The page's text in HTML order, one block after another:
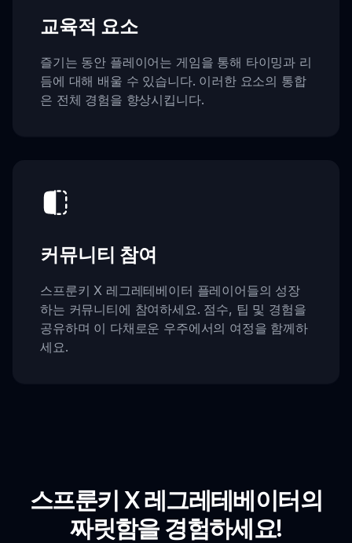
교육적 요소
즐기는 동안 플레이어는 게임을 통해 타이밍과 리
듬에 대해 배울 수 있습니다. 이러한 요소의 통합
은 전체 경험을 향상시킵니다.
커뮤니티 참여
스프룬키 X 레그레테베이터 플레이어들의 성장
하는 커뮤니티에 참여하세요. 점수, 팁 및 경험을
공유하며 이 다채로운 우주에서의 여정을 함께하
세요.
스프룬키 X 레그레테베이터의
짜릿함을 경험하세요!